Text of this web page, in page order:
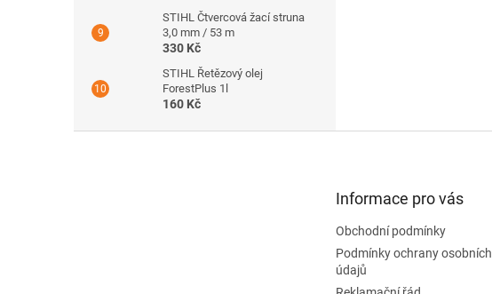
STIHL Čtvercová žací struna
3,0 mm / 53 m
330 Kč
STIHL Řetězový olej
ForestPlus 1l
160 Kč
Informace pro vás
Obchodní podmínky
Podmínky ochrany osobních
údajů